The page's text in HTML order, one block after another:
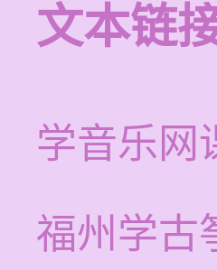
文本链接
学音乐网
福州学古